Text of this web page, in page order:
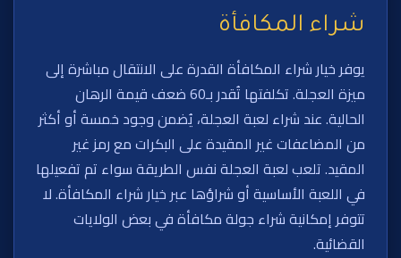
شراء المكافأة
يوفر خيار شراء المكافأة القدرة على الانتقال مباشرة إلى
ميزة العجلة. تكلفتها تُقدر بـ60 ضعف قيمة الرهان
الحالية. عند شراء لعبة العجلة، يُضمن وجود خمسة أو أكثر
من المضاعفات غير المقيدة على البكرات مع رمز غير
المقيد. تلعب لعبة العجلة نفس الطريقة سواء تم تفعيلها
في اللعبة الأساسية أو شراؤها عبر خيار شراء المكافأة. لا
تتوفر إمكانية شراء جولة مكافأة في بعض الولايات
القضائية.